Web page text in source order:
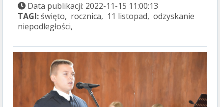
Data publikacji: 2022-11-15 11:00:13
TAGI: święto, rocznica, 11 listopad, odzyskanie
niepodległości,